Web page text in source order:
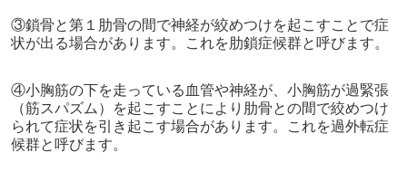
③鎖骨と第１肋骨の間で神経が絞めつけを起こすことで症
状が出る場合があります。これを肋鎖症候群と呼びます。
④小胸筋の下を走っている血管や神経が、小胸筋が過緊張
（筋スパズム）を起こすことにより肋骨との間で絞めつけ
られて症状を引き起こす場合があります。これを過外転症
候群と呼びます。